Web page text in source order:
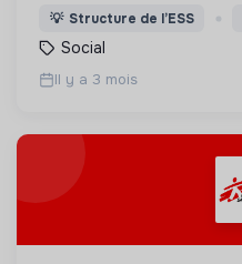
💡 Structure de l’ESS
Social
Il y a 3 mois